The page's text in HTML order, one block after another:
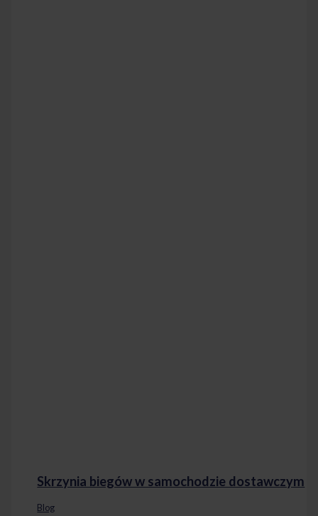
Skrzynia biegów w samochodzie dostawczym
Blog